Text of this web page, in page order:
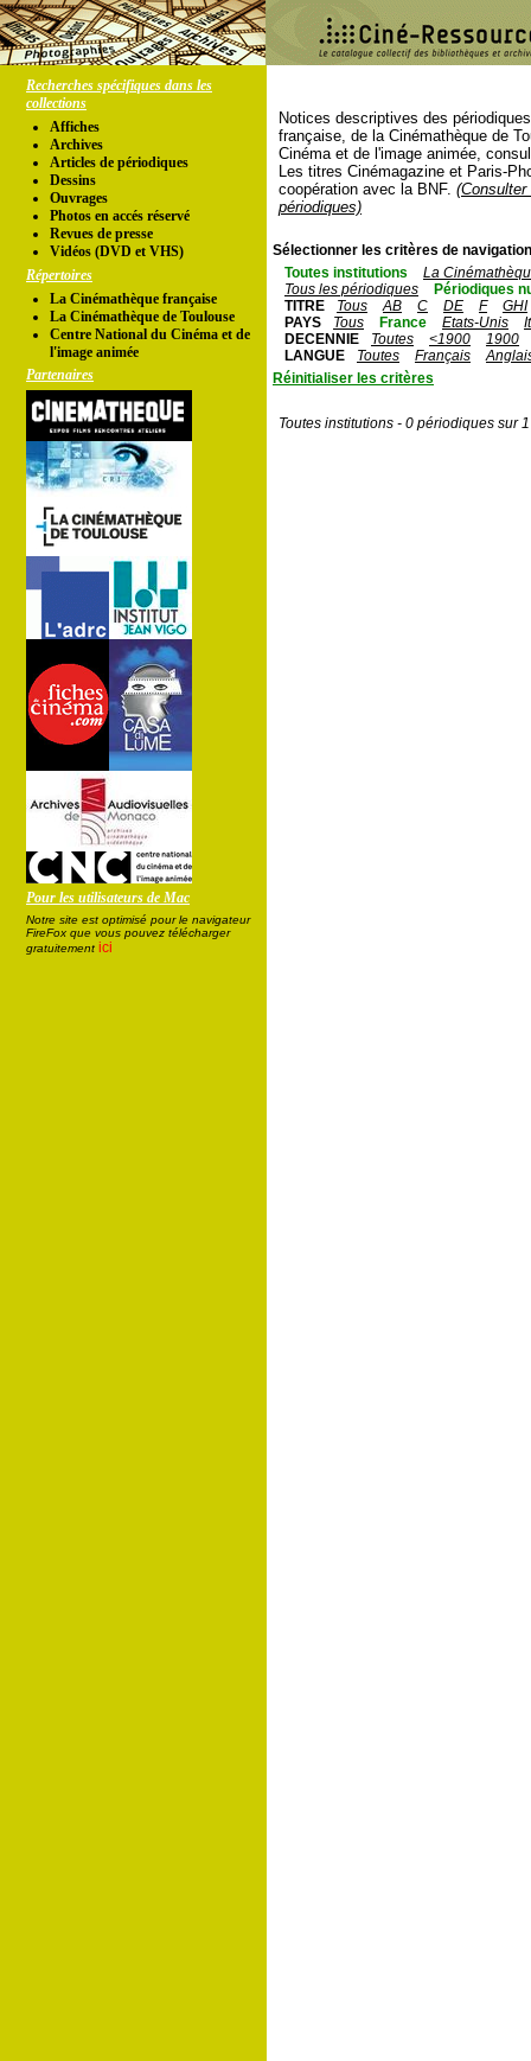
Recherches spécifiques dans les
collections
Affiches
Archives
Articles de périodiques
Dessins
Ouvrages
Photos en accés réservé
Revues de presse
Vidéos (DVD et VHS)
Répertoires
La Cinémathèque française
La Cinémathèque de Toulouse
Centre National du Cinéma et de
l'image animée
Partenaires
Pour les utilisateurs de Mac
Notre site est optimisé pour le navigateur
FireFox que vous pouvez télécharger
gratuitement ici
Notices descriptives des
française, de la Cinémathèque de
Cinéma et de l'image animée,
Les titres Cinémagazine et Paris-
coopération avec la BNF.
périodiques)
Sélectionner les critères de
Toutes institutions
La
Tous les périodiques
Périodiques
TITRE
Tous AB C DE F
GHI
PAYS
Tous France Etats-Unis
DECENNIE
Toutes <1900
1900
LANGUE
Toutes Français
Réinitialiser les critères
Toutes institutions - 0 périodiques sur